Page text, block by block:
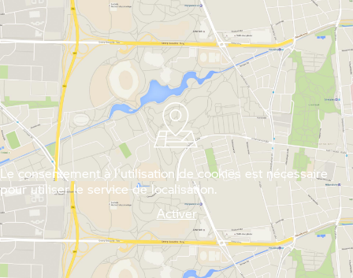
Le consentement à l'utilisation de cookies est nécessaire
pour utiliser le service de localisation.
Activer